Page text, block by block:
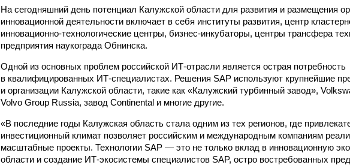
На сегодняшний день потенциал Калужской области для развития и размещения
инновационной деятельности включает в себя институты развития, центр
инновационно-технологические центры, бизнес-инкубаторы, центры трансфера
предприятия наукограда Обнинска.
Одной из основных проблем российской ИТ-отрасли является острая потребность
в квалифицированных ИТ-специалистах. Решения SAP используют крупнейшие
и организации Калужской области, такие как «Калужский турбинный завод»,
Volvo Group Russia, завод Continental и многие другие.
«В последние годы Калужская область стала одним из тех регионов, где
инвестиционный климат позволяет российским и международным компаниям
масштабные проекты. Технологии SAP — это не только вклад в инновационную
области и создание ИТ-экосистемы специалистов SAP, остро востребованных